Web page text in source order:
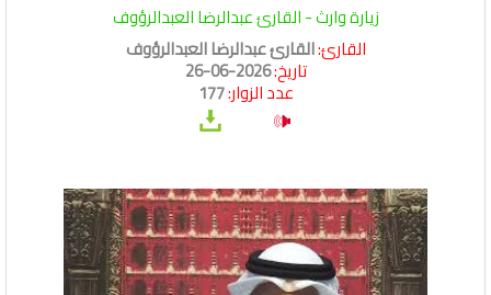
زيارة وارث - القارئ عبدالرضا العبدالرؤوف
القارئ:القارئ عبدالرضا العبدالرؤوف
تاريخ:2026-06-26
عدد الزوار:177